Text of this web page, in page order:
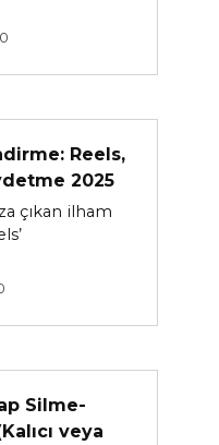
0
Reels,
2025
çıkan ilham
Silme-
veya